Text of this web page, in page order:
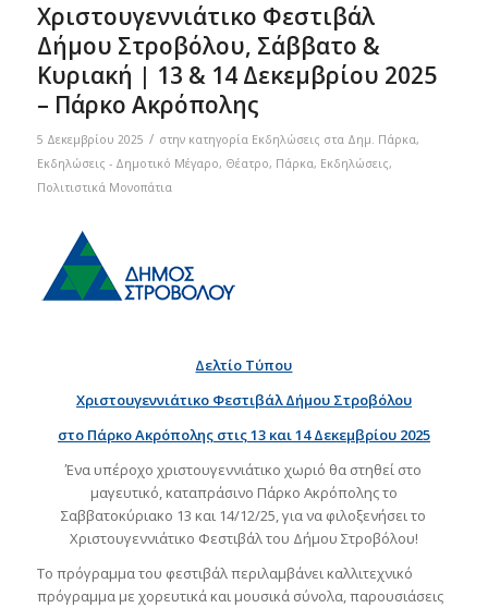
Χριστουγεννιάτικο Φεστιβάλ
Δήμου Στροβόλου, Σάββατο &
Κυριακή | 13 & 14 Δεκεμβρίου 2025
– Πάρκο Ακρόπολης
5 Δεκεμβρίου 2025 / στην κατηγορία Eκδηλώσεις στα Δημ. Πάρκα,
Eκδηλώσεις - Δημοτικό Mέγαρο, Θέατρο, Πάρκα, Εκδηλώσεις,
Πολιτιστικά Μονοπάτια
Δελτίο Τύπου
Χριστουγεννιάτικο Φεστιβάλ Δήμου Στροβόλου
στο Πάρκο Ακρόπολης στις 13 και 14 Δεκεμβρίου 2025
Ένα υπέροχο χριστουγεννιάτικο χωριό θα στηθεί στο
μαγευτικό, καταπράσινο Πάρκο Ακρόπολης το
Σαββατοκύριακο 13 και 14/12/25, για να φιλοξενήσει το
Χριστουγεννιάτικο Φεστιβάλ του Δήμου Στροβόλου!
Το πρόγραμμα του φεστιβάλ περιλαμβάνει καλλιτεχνικό
πρόγραμμα με χορευτικά και μουσικά σύνολα, παρουσιάσεις